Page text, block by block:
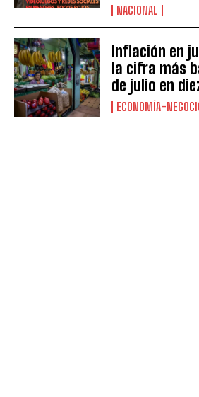
NACIONAL
Inflación en
la cifra más
de julio en
ECONOMÍA-